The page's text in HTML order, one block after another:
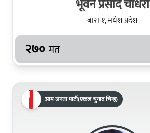
भूवन प्रसाद चौधरी
बारा-१, मधेश प्रदेश
२७० मत
आम जनता पार्टी(एकल चुनाव चिन्ह)